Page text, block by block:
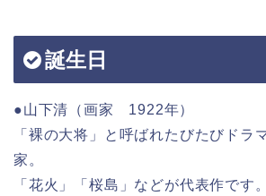
誕生日
●山下清（画家 1922年）
「裸の大将」と呼ばれたびたびドラ
家。
「花火」「桜島」などが代表作です。